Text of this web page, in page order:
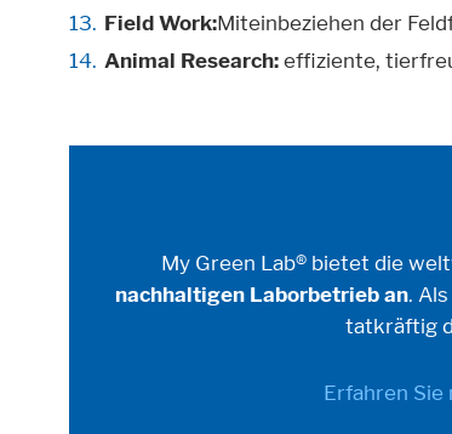
Field Work:Miteinbeziehen der
Animal Research:effiziente,
My Green Lab® bietet die
nachhaltigen Laborbetrieb an.
tatkräftig
Erfahren Sie